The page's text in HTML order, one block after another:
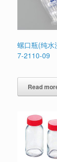
螺口瓶(纯水
7-2110-09
Read